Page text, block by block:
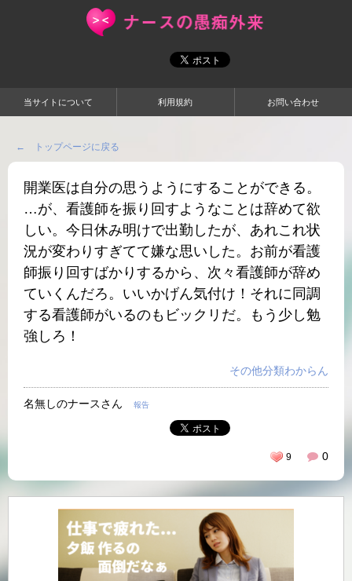
当サイトについて 利用規約 お問い合わせ
← トップページに戻る
開業医は自分の思うようにすることができる。
…が、看護師を振り回すようなことは辞めて欲
しい。今日休み明けで出勤したが、あれこれ状
況が変わりすぎてて嫌な思いした。お前が看護
師振り回すばかりするから、次々看護師が辞め
ていくんだろ。いいかげん気付け！それに同調
する看護師がいるのもビックリだ。もう少し勉
強しろ！
その他分類わからん
名無しのナースさん 報告
0
9